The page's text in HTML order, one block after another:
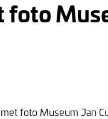
foto Museum Jan